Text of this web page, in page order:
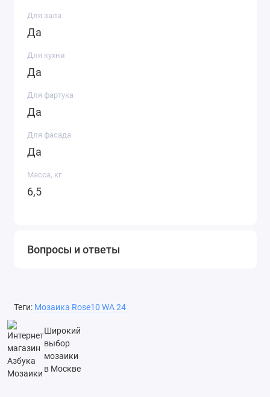
Для зала
Да
Для кухни
Да
Для фартука
Да
Для фасада
Да
Масса, кг
6,5
Вопросы и ответы
Теги: Мозаика Rose10 WA 24
Широкий
выбор
мозаики
в Москве